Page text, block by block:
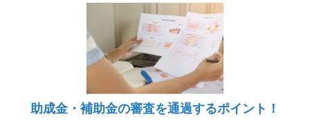
助成金・補助金の審査を通過するポイント！